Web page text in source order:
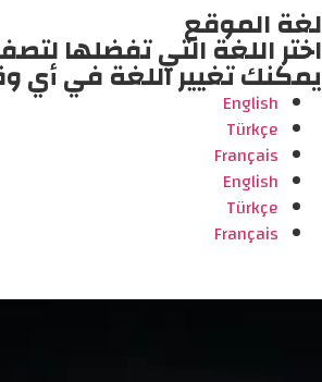
لغة الموقع
اختر اللغة التي تفضلها
يمكنك تغيير اللغة في أي
English
Türkçe
Français
English
Türkçe
Français